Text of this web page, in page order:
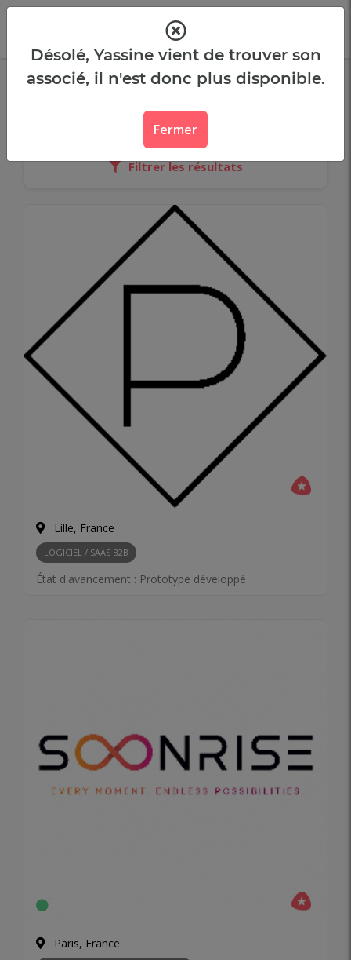
Ces porteurs de projet
recherchent leur associé
Désolé, Yassine vient de trouver son
associé, il n'est donc plus disponible.
Fermer
Filtrer les résultats
Lille, France
LOGICIEL / SAAS B2B
État d'avancement : Prototype développé
Paris, France
Panneau de gestion des cookies